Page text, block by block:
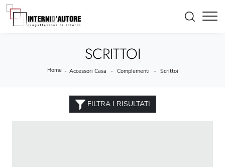
SCRITTOI
Home - Accessori Casa - Complementi - Scrittoi
FILTRA I RISULTATI